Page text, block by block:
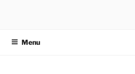
Menu